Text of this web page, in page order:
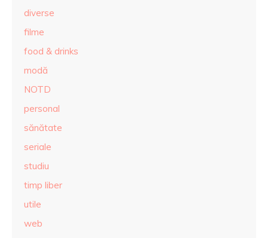
diverse
filme
food & drinks
modă
NOTD
personal
sănătate
seriale
studiu
timp liber
utile
web